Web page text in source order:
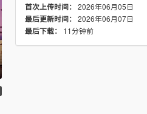
首次上传时间： 2026年06月05日
最后更新时间： 2026年06月07日
最后下载：
11分钟前